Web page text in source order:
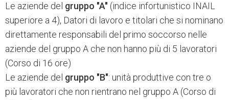
Le aziende del gruppo "A" (indice infortunistico INAIL
superiore a 4), Datori di lavoro e titolari che si nominano
direttamente responsabili del primo soccorso nelle
aziende del gruppo A che non hanno più di 5 lavoratori
(Corso di 16 ore)
Le aziende del gruppo "B": unità produttive con tre o
più lavoratori che non rientrano nel gruppo A (Corso di